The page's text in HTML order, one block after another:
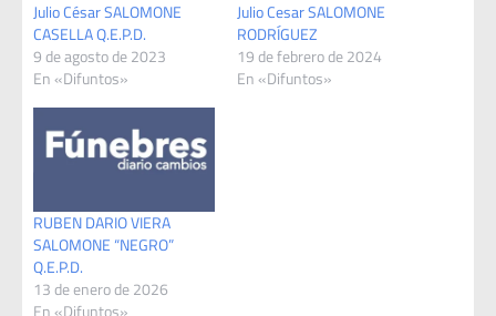
Julio César SALOMONE
CASELLA Q.E.P.D.
9 de agosto de 2023
En «Difuntos»
Julio Cesar SALOMONE
RODRÍGUEZ
19 de febrero de 2024
En «Difuntos»
RUBEN DARIO VIERA
SALOMONE “NEGRO”
Q.E.P.D.
13 de enero de 2026
En «Difuntos»